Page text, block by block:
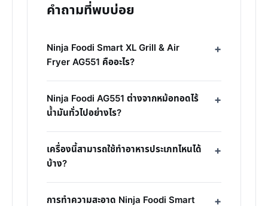
คำถามที่พบบ่อย
Ninja Foodi Smart XL Grill & Air
Fryer AG551 คืออะไร?
Ninja Foodi AG551 ต่างจากหม้อทอดไร้
น้ำมันทั่วไปอย่างไร?
เครื่องนี้สามารถใช้ทำอาหารประเภทไหนได้
บ้าง?
การทำความสะอาด Ninja Foodi Smart